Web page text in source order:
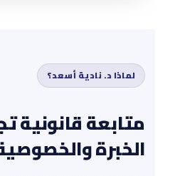
لماذا د. نادية أسعد؟
متابعة قانونية
الخبرة